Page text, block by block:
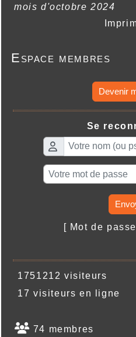
mois d'octobre 2024
Espace membres
Devenir
Se
[ Mot de
1751212 visiteurs
17 visiteurs en ligne
74 membres